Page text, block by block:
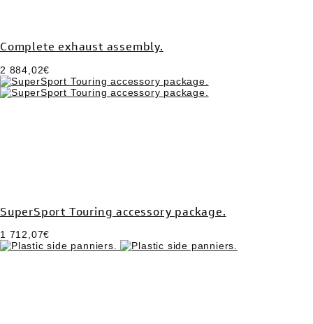
Complete exhaust assembly.
2 884,02€
SuperSport Touring accessory package.
1 712,07€